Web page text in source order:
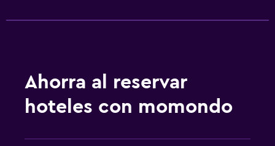
Ahorra al reservar
hoteles con momondo